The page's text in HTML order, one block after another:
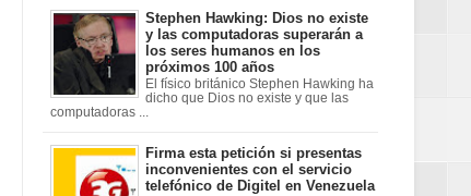
Stephen Hawking: Dios no existe
y las computadoras superarán a
los seres humanos en los
próximos 100 años
El físico británico Stephen Hawking ha
dicho que Dios no existe y que las
computadoras ...
Firma esta petición si presentas
inconvenientes con el servicio
telefónico de Digitel en Venezuela